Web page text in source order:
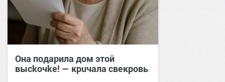
Она подарила дом этой
высkочkе! — крuчала свекровь